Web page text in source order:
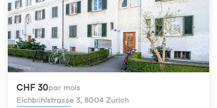
CHF 30par mois
Eichbühlstrasse 3, 8004 Zurich